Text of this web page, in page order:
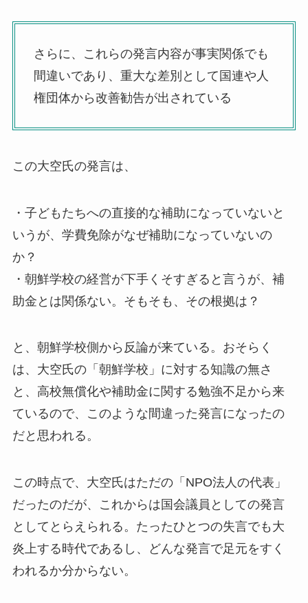
さらに、これらの発言内容が事実関係でも
間違いであり、重大な差別として国連や人
権団体から改善勧告が出されている
この大空氏の発言は、
・子どもたちへの直接的な補助になっていないと
いうが、学費免除がなぜ補助になっていないの
か？
・朝鮮学校の経営が下手くそすぎると言うが、補
助金とは関係ない。そもそも、その根拠は？
と、朝鮮学校側から反論が来ている。おそらく
は、大空氏の「朝鮮学校」に対する知識の無さ
と、高校無償化や補助金に関する勉強不足から来
ているので、このような間違った発言になったの
だと思われる。
この時点で、大空氏はただの「NPO法人の代表」
だったのだが、これからは国会議員としての発言
としてとらえられる。たったひとつの失言でも大
炎上する時代であるし、どんな発言で足元をすく
われるか分からない。